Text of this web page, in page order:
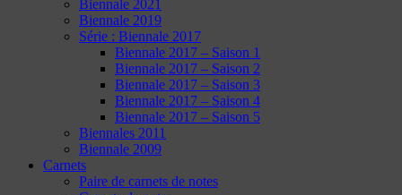
Biennale 2021
Biennale 2019
Série : Biennale 2017
Biennale 2017 – Saison 1
Biennale 2017 – Saison 2
Biennale 2017 – Saison 3
Biennale 2017 – Saison 4
Biennale 2017 – Saison 5
Biennales 2011
Biennale 2009
Carnets
Paire de carnets de notes